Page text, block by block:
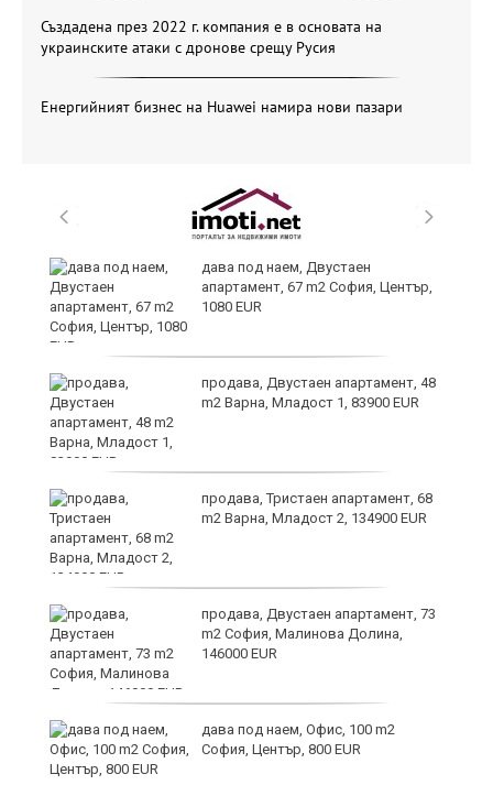
Създадена през 2022 г. компания е в основата на
украинските атаки с дронове срещу Русия
Енергийният бизнес на Huawei намира нови пазари
дава под наем, Двустаен
апартамент, 67 m2 София, Център,
1080 EUR
продава, Двустаен апартамент, 48
m2 Варна, Младост 1, 83900 EUR
продава, Тристаен апартамент, 68
m2 Варна, Младост 2, 134900 EUR
продава, Двустаен апартамент, 73
m2 София, Малинова Долина,
146000 EUR
дава под наем, Офис, 100 m2
София, Център, 800 EUR